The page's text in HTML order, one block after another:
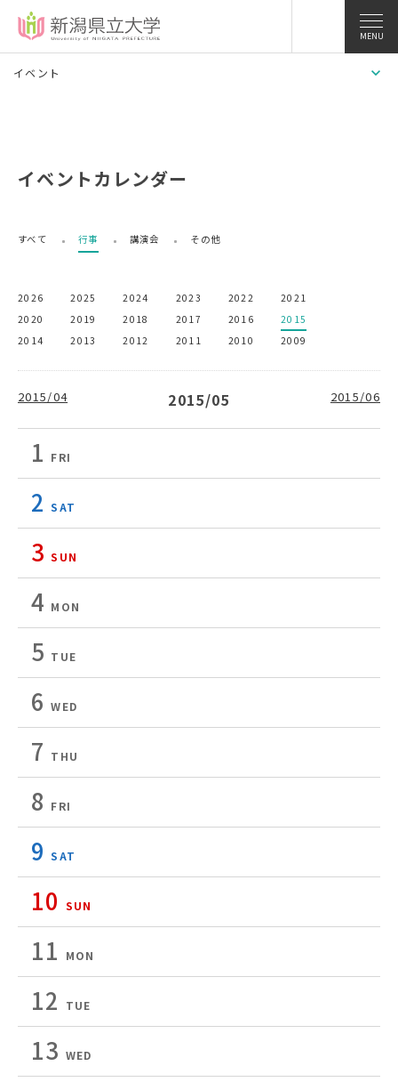
MENU
イベント
イベントカレンダー
すべて 行事 講演会 その他
2026 2025 2024 2023 2022
2021
2020
2019 2018 2017 2016
2015
2014
2013 2012 2011 2010 2009
2015/04 2015/06
2015/05
1 FRI
2 SAT
3 SUN
4 MON
5 TUE
6 WED
7 THU
8 FRI
9 SAT
10 SUN
11 MON
12 TUE
13 WED